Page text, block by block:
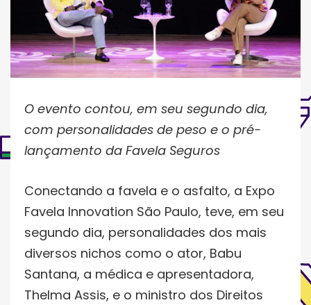
O evento contou, em seu segundo dia,
com personalidades de peso e o pré-
lançamento da Favela Seguros
Conectando a favela e o asfalto, a Expo
Favela Innovation São Paulo, teve, em seu
segundo dia, personalidades dos mais
diversos nichos como o ator, Babu
Santana, a médica e apresentadora,
Thelma Assis, e o ministro dos Direitos